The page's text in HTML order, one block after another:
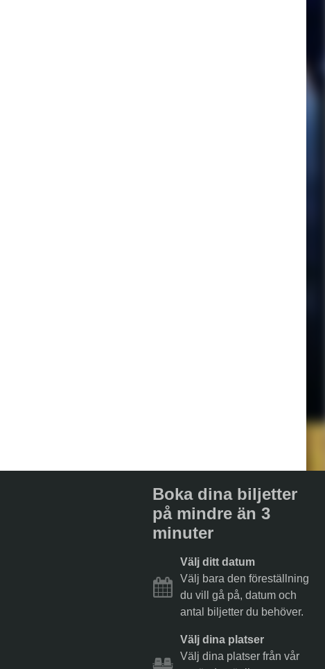
Boka dina biljetter
på mindre än 3
minuter
Välj ditt datum
Välj bara den föreställning
du vill gå på, datum och
antal biljetter du behöver.
Välj dina platser
Välj dina platser från vår